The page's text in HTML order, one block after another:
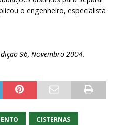
o engenheiro, especialista
96, Novembro 2004.
CISTERNAS